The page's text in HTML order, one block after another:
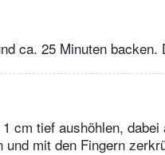
ca. 25 Minuten
cm tief aushöhlen,
mit den Fingern